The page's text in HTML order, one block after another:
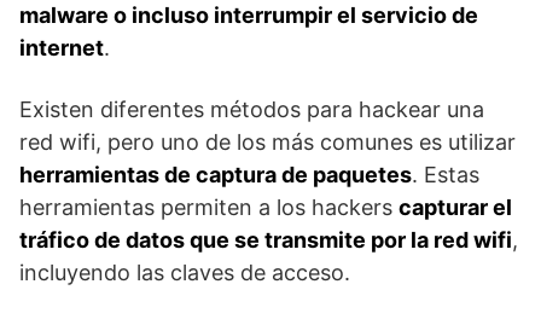
malware o incluso interrumpir el servicio de
internet.
Existen diferentes métodos para hackear una
red wifi, pero uno de los más comunes es utilizar
herramientas de captura de paquetes. Estas
herramientas permiten a los hackers capturar el
tráfico de datos que se transmite por la red wifi,
incluyendo las claves de acceso.